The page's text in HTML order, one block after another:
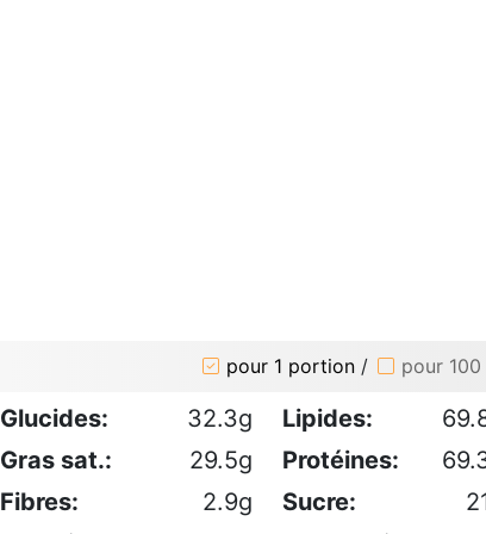
pour 1 portion / pour 100
Glucides: 32.3g Lipides:
Gras sat.:
29.5g Protéines:
Fibres:
2.9g Sucre: